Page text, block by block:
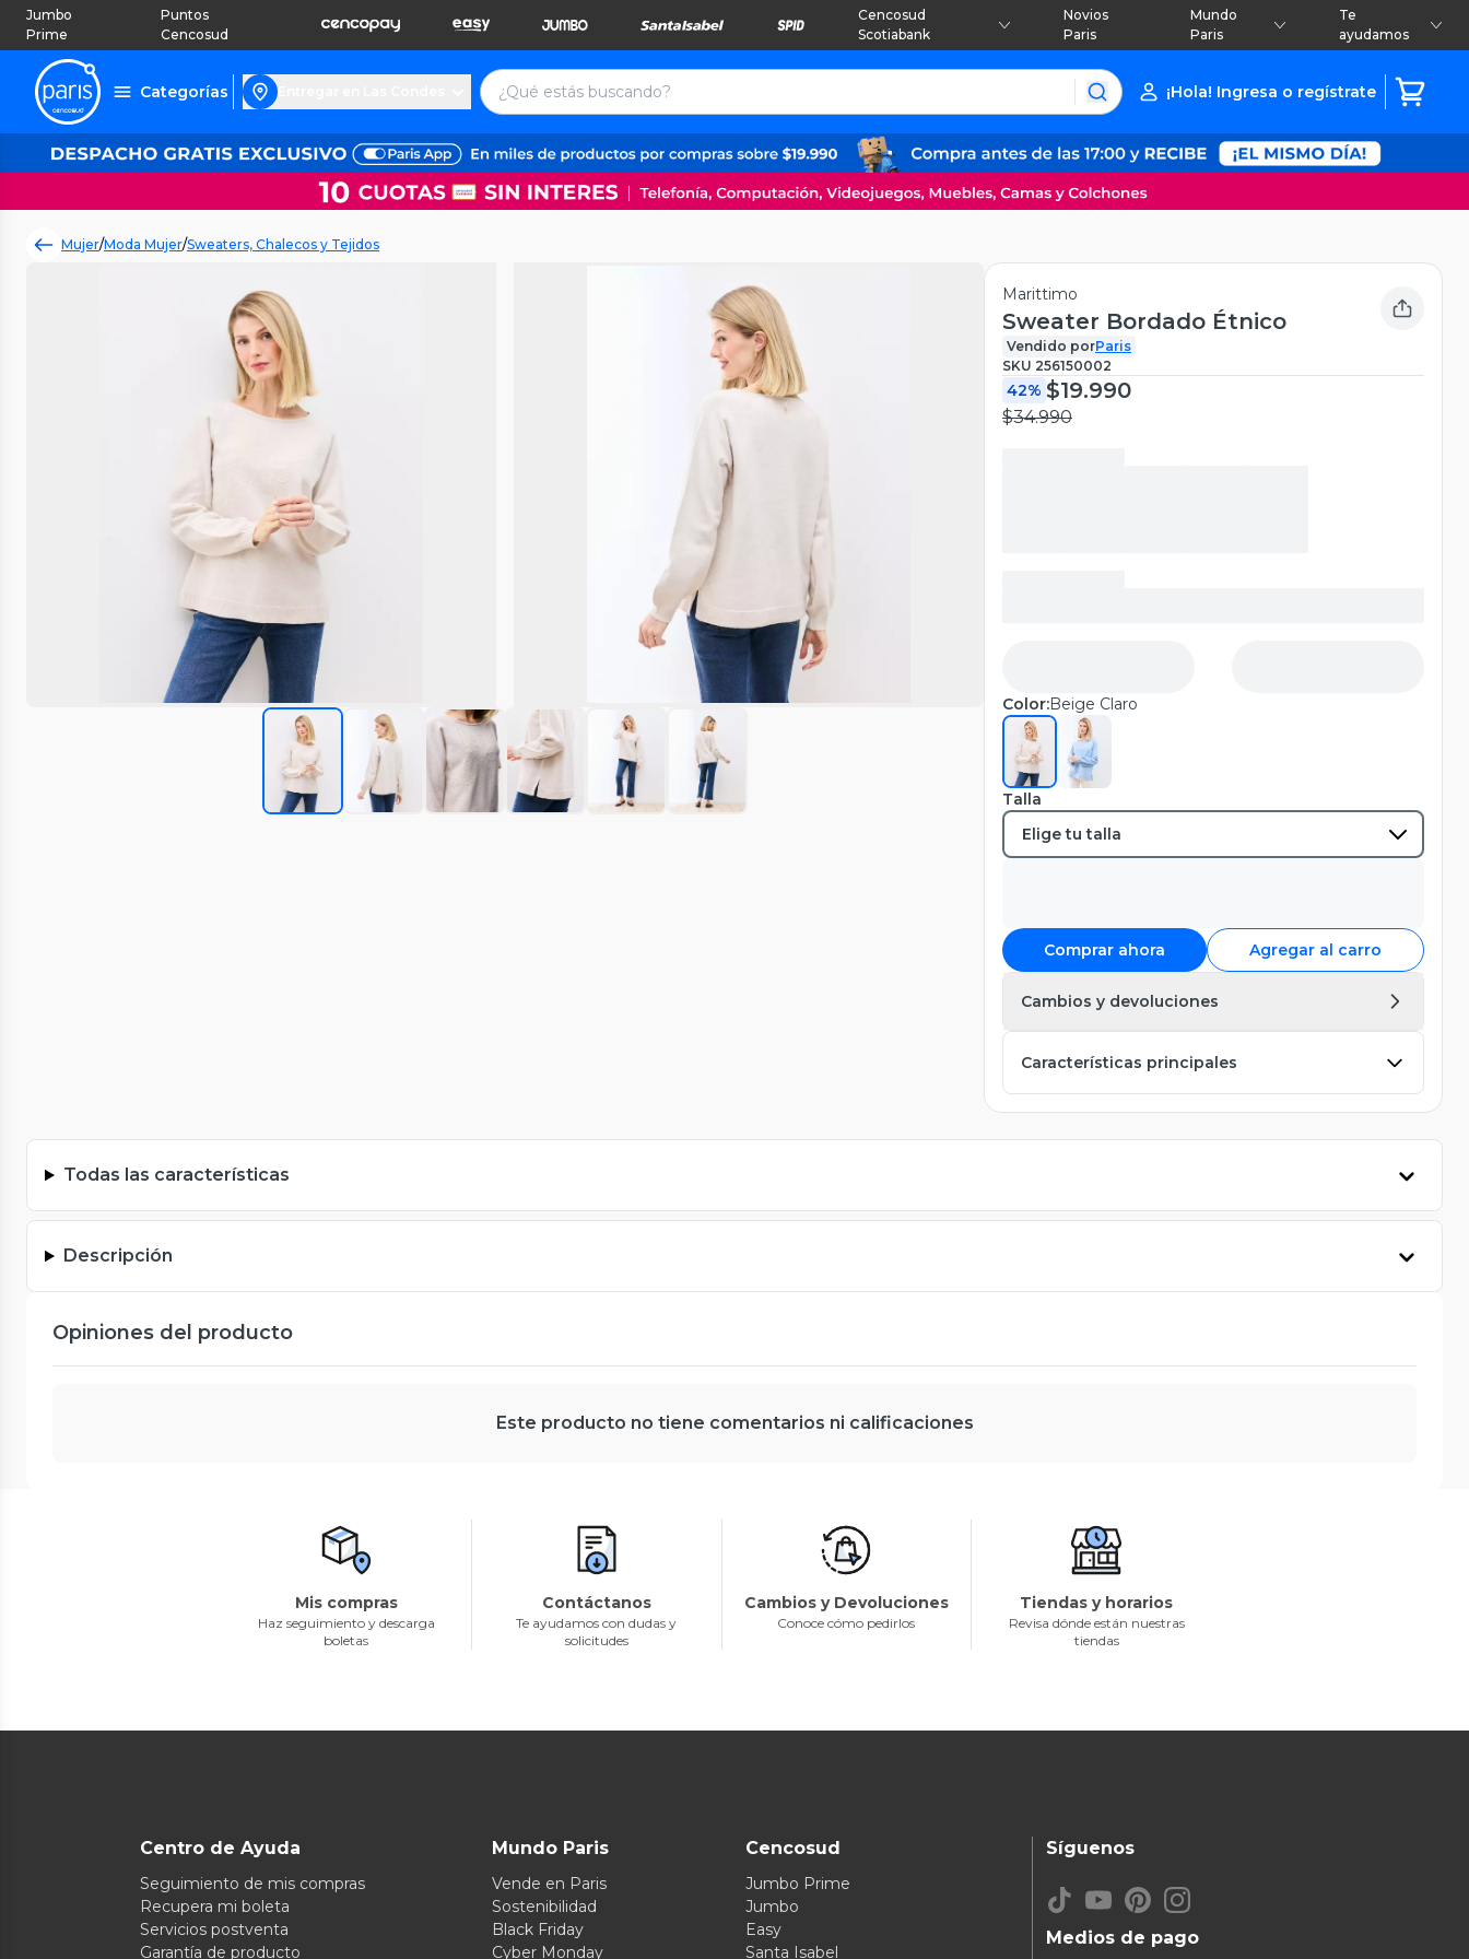
Jumbo
Prime
Puntos
Cencosud
Cencosud
Scotiabank
Novios
Paris
Mundo
Paris
Te
ayudamos
Categorías ¡Hola! Ingresa o regístrate
Mujer/Moda Mujer/Sweaters, Chalecos y Tejidos
Marittimo
Sweater Bordado Étnico
Vendido porParis
SKU 256150002
42% $19.990
$34.990
Color:Beige Claro
Talla
Comprar ahora Agregar al carro
Cambios y devoluciones
Características principales
Todas las características
Descripción
Opiniones del producto
Este producto no tiene comentarios ni calificaciones
Mis compras
Haz seguimiento y descarga
boletas
Contáctanos
Te ayudamos con dudas y
solicitudes
Cambios y Devoluciones
Conoce cómo pedirlos
Tiendas y horarios
Revisa dónde están nuestras
tiendas
Centro de Ayuda
Seguimiento de mis compras
Recupera mi boleta
Servicios postventa
Garantía de producto
Mundo Paris
Vende en Paris
Sostenibilidad
Black Friday
Cyber Monday
Cencosud
Jumbo Prime
Jumbo
Easy
Santa Isabel
Medios de pago
Síguenos